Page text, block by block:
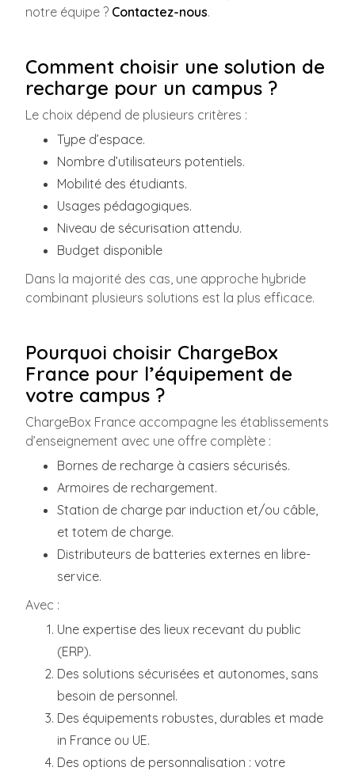
notre équipe ? Contactez-nous.
Comment choisir une solution de
recharge pour un campus ?
Le choix dépend de plusieurs critères :
Type d’espace.
Nombre d’utilisateurs potentiels.
Mobilité des étudiants.
Usages pédagogiques.
Niveau de sécurisation attendu.
Budget disponible
Dans la majorité des cas, une approche hybride
combinant plusieurs solutions est la plus efficace.
Pourquoi choisir ChargeBox
France pour l’équipement de
votre campus ?
ChargeBox France accompagne les établissements
d’enseignement avec une offre complète :
Bornes de recharge à casiers sécurisés.
Armoires de rechargement.
Station de charge par induction et/ou câble,
et totem de charge.
Distributeurs de batteries externes en libre-
service.
Avec :
Une expertise des lieux recevant du public
(ERP).
Des solutions sécurisées et autonomes, sans
besoin de personnel.
Des équipements robustes, durables et made
in France ou UE.
Des options de personnalisation : votre